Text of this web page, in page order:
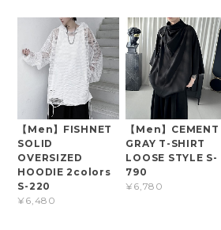
【Men】FISHNET
SOLID
OVERSIZED
HOODIE 2colors
S-220
¥6,480
【Men】CEMENT
GRAY T-SHIRT
LOOSE STYLE S-
790
¥6,780